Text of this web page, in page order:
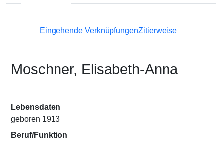
Eingehende VerknüpfungenZitierweise
Moschner, Elisabeth-Anna
Lebensdaten
geboren 1913
Beruf/Funktion